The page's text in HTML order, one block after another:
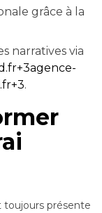
grâce à la
narratives via
.
toujours présente